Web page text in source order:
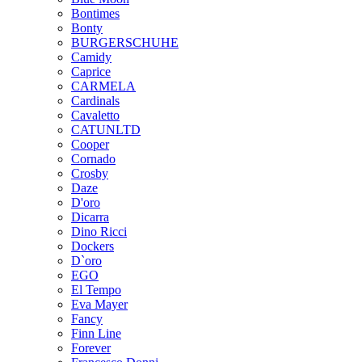
Bontimes
Bonty
BURGERSCHUHE
Camidy
Caprice
CARMELA
Cardinals
Cavaletto
CATUNLTD
Cooper
Cornado
Crosby
Daze
D'oro
Dicarra
Dino Ricci
Dockers
D`oro
EGO
El Tempo
Eva Mayer
Fancy
Finn Line
Forever